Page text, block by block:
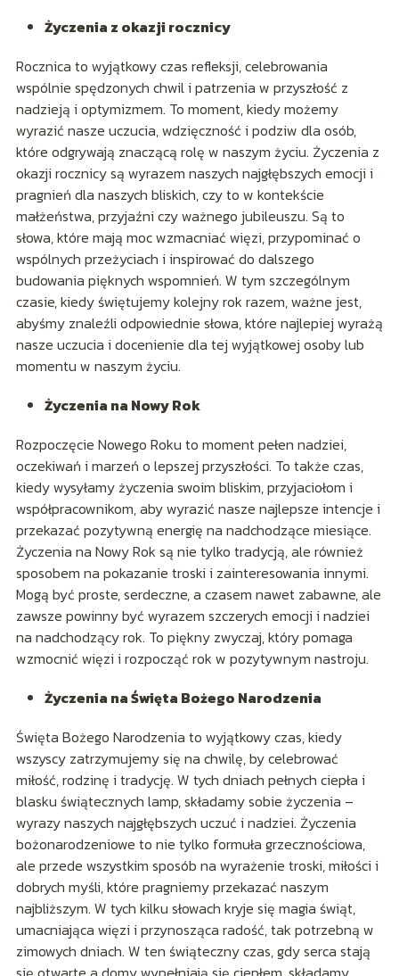
Życzenia z okazji rocznicy
Rocznica to wyjątkowy czas refleksji, celebrowania
wspólnie spędzonych chwil i patrzenia w przyszłość z
nadzieją i optymizmem. To moment, kiedy możemy
wyrazić nasze uczucia, wdzięczność i podziw dla osób,
które odgrywają znaczącą rolę w naszym życiu. Życzenia z
okazji rocznicy są wyrazem naszych najgłębszych emocji i
pragnień dla naszych bliskich, czy to w kontekście
małżeństwa, przyjaźni czy ważnego jubileuszu. Są to
słowa, które mają moc wzmacniać więzi, przypominać o
wspólnych przeżyciach i inspirować do dalszego
budowania pięknych wspomnień. W tym szczególnym
czasie, kiedy świętujemy kolejny rok razem, ważne jest,
abyśmy znaleźli odpowiednie słowa, które najlepiej wyrażą
nasze uczucia i docenienie dla tej wyjątkowej osoby lub
momentu w naszym życiu.
Życzenia na Nowy Rok
Rozpoczęcie Nowego Roku to moment pełen nadziei,
oczekiwań i marzeń o lepszej przyszłości. To także czas,
kiedy wysyłamy życzenia swoim bliskim, przyjaciołom i
współpracownikom, aby wyrazić nasze najlepsze intencje i
przekazać pozytywną energię na nadchodzące miesiące.
Życzenia na Nowy Rok są nie tylko tradycją, ale również
sposobem na pokazanie troski i zainteresowania innymi.
Mogą być proste, serdeczne, a czasem nawet zabawne, ale
zawsze powinny być wyrazem szczerych emocji i nadziei
na nadchodzący rok. To piękny zwyczaj, który pomaga
wzmocnić więzi i rozpocząć rok w pozytywnym nastroju.
Życzenia na Święta Bożego Narodzenia
Święta Bożego Narodzenia to wyjątkowy czas, kiedy
wszyscy zatrzymujemy się na chwilę, by celebrować
miłość, rodzinę i tradycję. W tych dniach pełnych ciepła i
blasku świątecznych lamp, składamy sobie życzenia –
wyrazy naszych najgłębszych uczuć i nadziei. Życzenia
bożonarodzeniowe to nie tylko formuła grzecznościowa,
ale przede wszystkim sposób na wyrażenie troski, miłości i
dobrych myśli, które pragniemy przekazać naszym
najbliższym. W tych kilku słowach kryje się magia świąt,
umacniająca więzi i przynosząca radość, tak potrzebną w
zimowych dniach. W ten świąteczny czas, gdy serca stają